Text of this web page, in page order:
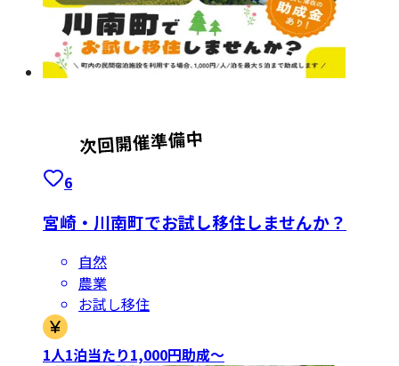
6
宮崎・川南町でお試し移住しませんか？
自然
農業
お試し移住
1人1泊当たり1,000円助成〜